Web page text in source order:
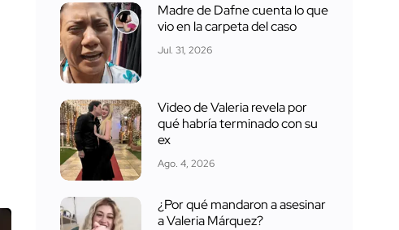
Madre de Dafne cuenta lo que
vio en la carpeta del caso
Jul. 31, 2026
Video de Valeria revela por
qué habría terminado con su
ex
Ago. 4, 2026
¿Por qué mandaron a asesinar
a Valeria Márquez?